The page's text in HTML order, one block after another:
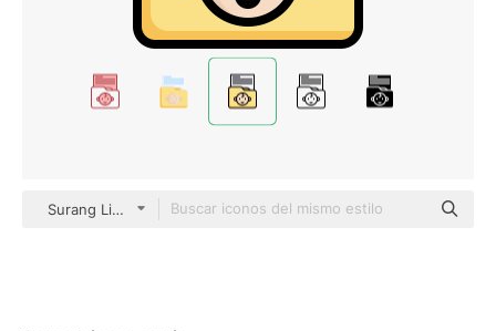
Surang Lineal Color